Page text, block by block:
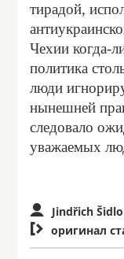
тирадой,
Чехии когда-
политика
люди
нынешней
следовало
уважаемых
Jindřich Šidlo
 оригинал